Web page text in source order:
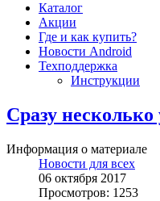
Каталог
Акции
Где и как купить?
Новости Android
Техподдержка
Инструкции
Сразу
Информация о материале
Новости для всех
06 октября 2017
Просмотров: 1253